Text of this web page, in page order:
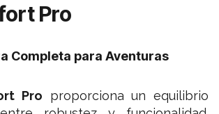
Pro
Completa para Aventuras
Pro proporciona un equilibrio